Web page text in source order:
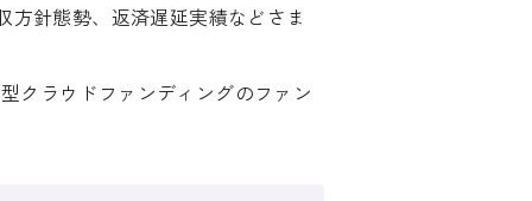
針態勢、返済遅延実績などさま
クラウドファンディングのファン